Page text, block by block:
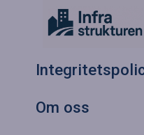
Om oss